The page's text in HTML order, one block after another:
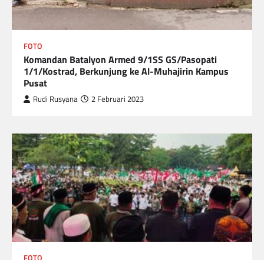
FOTO
Komandan Batalyon Armed 9/1SS GS/Pasopati
1/1/Kostrad, Berkunjung ke Al-Muhajirin Kampus
Pusat
Rudi Rusyana 2 Februari 2023